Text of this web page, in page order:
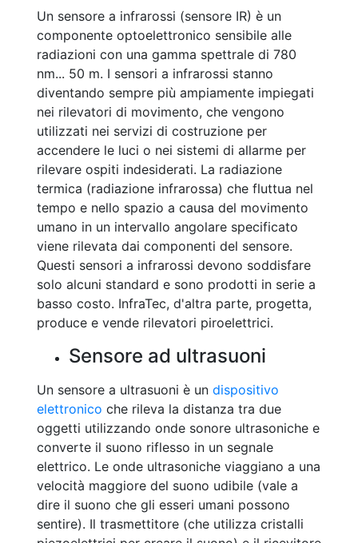
Un sensore a infrarossi (sensore IR) è un
componente optoelettronico sensibile alle
radiazioni con una gamma spettrale di 780
nm... 50 m. I sensori a infrarossi stanno
diventando sempre più ampiamente impiegati
nei rilevatori di movimento, che vengono
utilizzati nei servizi di costruzione per
accendere le luci o nei sistemi di allarme per
rilevare ospiti indesiderati. La radiazione
termica (radiazione infrarossa) che fluttua nel
tempo e nello spazio a causa del movimento
umano in un intervallo angolare specificato
viene rilevata dai componenti del sensore.
Questi sensori a infrarossi devono soddisfare
solo alcuni standard e sono prodotti in serie a
basso costo. InfraTec, d'altra parte, progetta,
produce e vende rilevatori piroelettrici.
Sensore ad ultrasuoni
Un sensore a ultrasuoni è un dispositivo
elettronico che rileva la distanza tra due
oggetti utilizzando onde sonore ultrasoniche e
converte il suono riflesso in un segnale
elettrico. Le onde ultrasoniche viaggiano a una
velocità maggiore del suono udibile (vale a
dire il suono che gli esseri umani possono
sentire). Il trasmettitore (che utilizza cristalli